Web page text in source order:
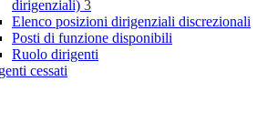
dirigenziali) 3
Elenco posizioni dirigenziali discrezionali
Posti di funzione disponibili
Ruolo dirigenti
cessati